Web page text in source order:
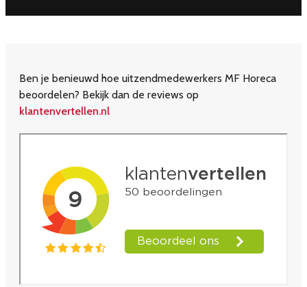
Ben je benieuwd hoe uitzendmedewerkers MF Horeca
beoordelen? Bekijk dan de reviews op
klantenvertellen.nl